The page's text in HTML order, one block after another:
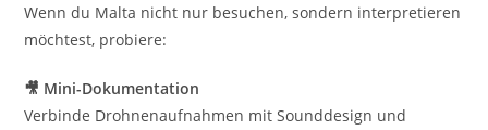
Wenn du Malta nicht nur besuchen, sondern interpretieren
möchtest, probiere:
🎥 Mini-Dokumentation
Verbinde Drohnenaufnahmen mit Sounddesign und